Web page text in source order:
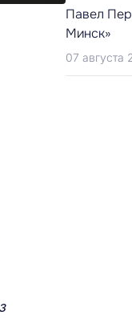
Павел
Минск»
07 августа